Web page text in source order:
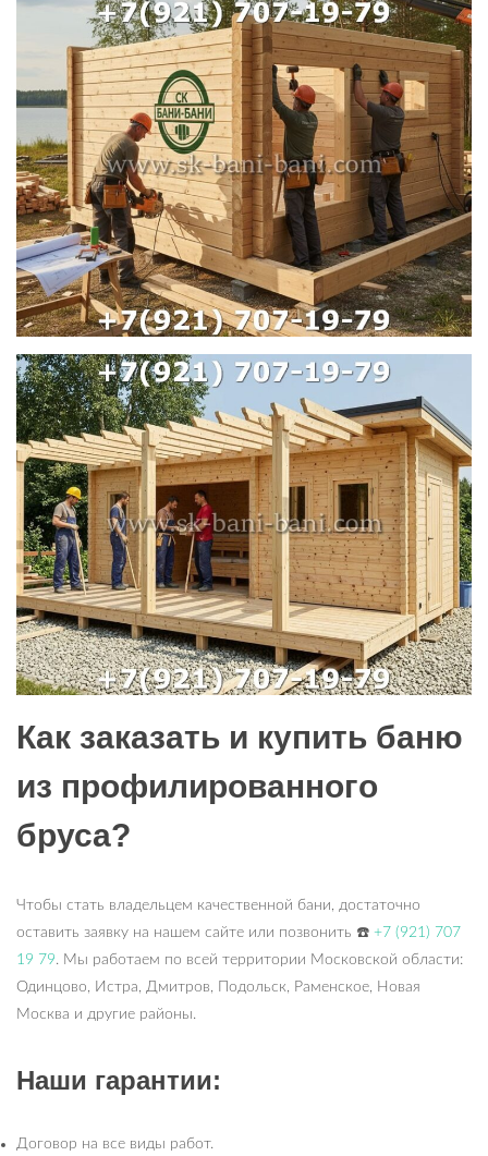
Как заказать и купить баню
из профилированного
бруса?
Чтобы стать владельцем качественной бани, достаточно
оставить заявку на нашем сайте или позвонить ☎ +7 (921) 707
19 79. Мы работаем по всей территории Московской области:
Одинцово, Истра, Дмитров, Подольск, Раменское, Новая
Москва и другие районы.
Наши гарантии:
Договор на все виды работ.